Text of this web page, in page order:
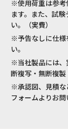
※使用荷重は参考
ます。また、試
い。（実費）
※予告なしに仕様
い。
※当社製品には、
断複写・無断複製
※承認図、見積な
フォームよりお問